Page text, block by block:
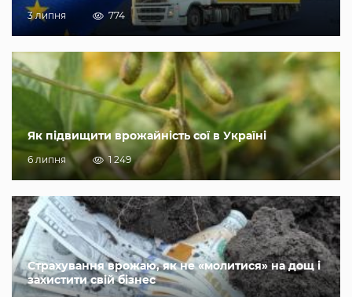
3 липня 774
Як підвищити врожайність сої в Україні
6 липня 1 249
Страхування врожаю, як не «молитися» на дощ і
захистити свій бізнес